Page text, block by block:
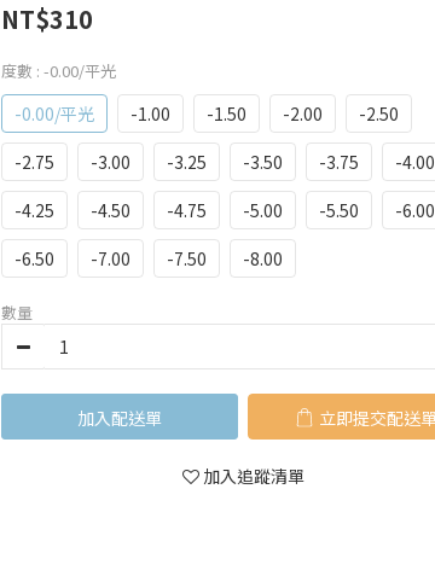
NT$310
度數 : -0.00/平光
-0.00/平光 -1.00 -1.50 -2.00
-2.50
-2.75
-3.00 -3.25 -3.50 -3.75
-4.00
-4.25
-4.50 -4.75 -5.00 -5.50
-6.00
-6.50
-7.00 -7.50 -8.00
數量
加入購物車 立即購買
加入追蹤清單